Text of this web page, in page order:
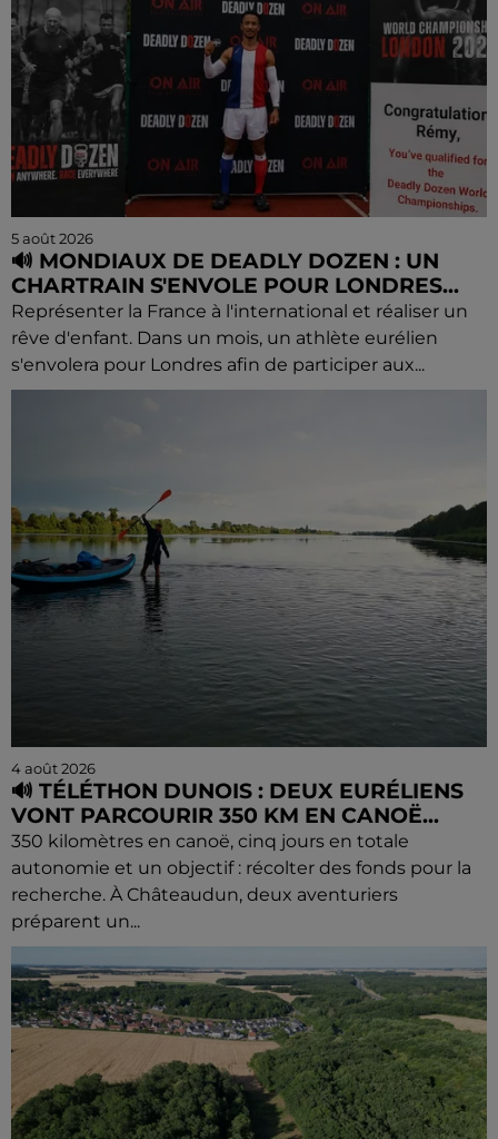
5 août 2026
🔊 MONDIAUX DE DEADLY DOZEN : UN
CHARTRAIN S'ENVOLE POUR LONDRES...
Représenter la France à l'international et réaliser un
rêve d'enfant. Dans un mois, un athlète eurélien
s'envolera pour Londres afin de participer aux...
4 août 2026
🔊 TÉLÉTHON DUNOIS : DEUX EURÉLIENS
VONT PARCOURIR 350 KM EN CANOË...
350 kilomètres en canoë, cinq jours en totale
autonomie et un objectif : récolter des fonds pour la
recherche. À Châteaudun, deux aventuriers
préparent un...